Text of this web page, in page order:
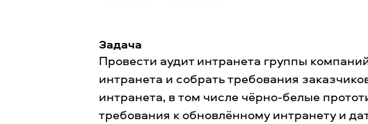
Задача
Провести аудит интранета группы
интранета и собрать требования
интранета, в том числе чёрно-белые
требования к обновлённому интранету и